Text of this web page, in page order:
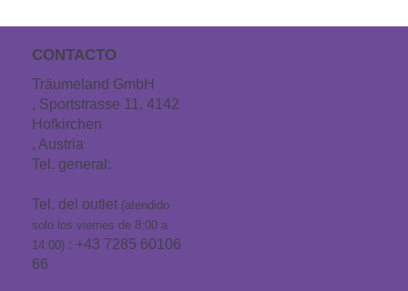
CONTACTO
Träumeland GmbH
, Sportstrasse 11, 4142
Hofkirchen
, Austria
Tel. general:
Tel. del outlet (atendido
solo los viernes de 8:00 a
14:00) : +43 7285 60106
66